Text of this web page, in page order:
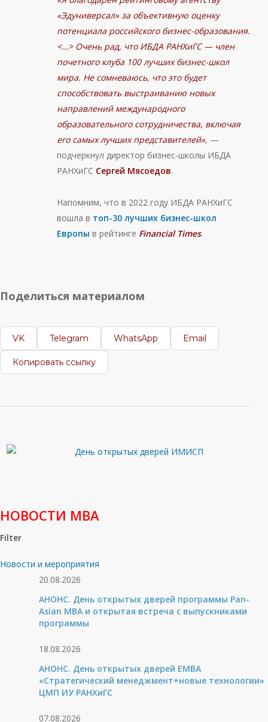
«Эдуниверсал» за объективную оценку
потенциала российского бизнес-образования.
<…> Очень рад, что ИБДА РАНХиГС — член
почетного клуба 100 лучших бизнес-школ
мира. Не сомневаюсь, что это будет
способствовать выстраиванию новых
направлений международного
образовательного сотрудничества, включая
его самых лучших представителей», —
подчеркнул директор бизнес-школы ИБДА
РАНХиГС Сергей Мясоедов.
Напомним, что в 2022 году ИБДА РАНХиГС
вошла в топ-30 лучших бизнес-школ
Европы в рейтинге Financial Times.
Поделиться материалом
VK Telegram WhatsApp Email
Копировать ссылку
НОВОСТИ МВА
Filter
Новости и мероприятия
20.08.2026
АНОНС. День открытых дверей программы Pan-
Asian MBA и открытая встреча с выпускниками
программы
18.08.2026
АНОНС. День открытых дверей ЕМВА
«Стратегический менеджмент+новые технологии»
ЦМП ИУ РАНХиГС
07.08.2026